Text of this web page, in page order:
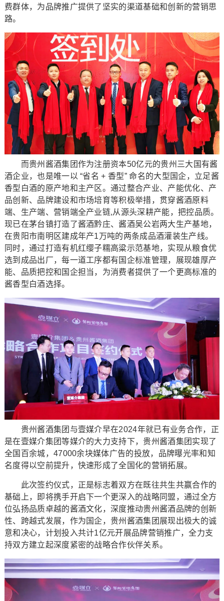
费群体，为品牌推广提供了坚实的渠道基础和创新的营销思
路。
而贵州酱酒集团作为注册资本50亿元的贵州三大国有酱
酒企业，也是唯一以 “省名 + 香型” 命名的大型国企，立足酱
香型白酒的原产地和主产区。通过整合产业、产能优化、产
品创新、品牌建设和市场培育等积极举措，贯穿酱酒原料
端、生产端、营销端全产业链,从源头深耕产能，把控品质。
现已在茅台镇打造了酱酒黔庄、酱酒吴公岩两大生产基地，
在贵阳市南明区建成年产1万吨的两条成品酒灌装生产线。
同时，通过打造有机红缨子糯高粱示范基地，实现从粮食优
选到成品出厂，每一道工序都有国企标准管理，展现雄厚产
能、品质把控和国企担当，为消费者提供了一个更高标准的
酱香型白酒选择。
贵州酱酒集团与壹媒介早在2024年就已有业务合作，正
是在壹媒介集团等媒介的大力支持下，贵州酱酒集团实现了
全国百余城，47000余块媒体广告的投放，品牌曝光率和知
名度得以空前提升，快速形成了全国化的营销拓展。
此次签约仪式，正是标志着双方在既往共生共赢合作的
基础上，即将携手开启下一个更深入的战略同盟，通过全方
位弘扬品质卓越的酱酒文化，深度推动贵州酱酒品牌的创新
性、跨越式发展，作为国企，贵州酱酒集团展现出极大的诚
意和决心，计划投入共计1亿元开展品牌营销推广，全力支
持双方建立起深度紧密的战略合作伙伴关系。